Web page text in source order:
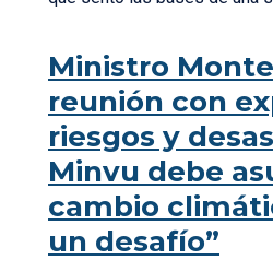
Ministro
reunión con
riesgos y
Minvu debe
cambio
un desafío”